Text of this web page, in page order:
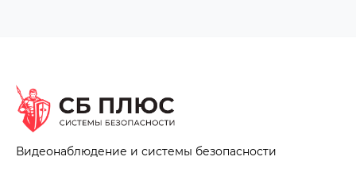
Видеонаблюдение и системы безопасности